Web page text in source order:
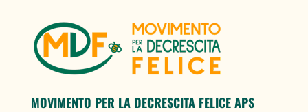
MOVIMENTO PER LA DECRESCITA FELICE APS